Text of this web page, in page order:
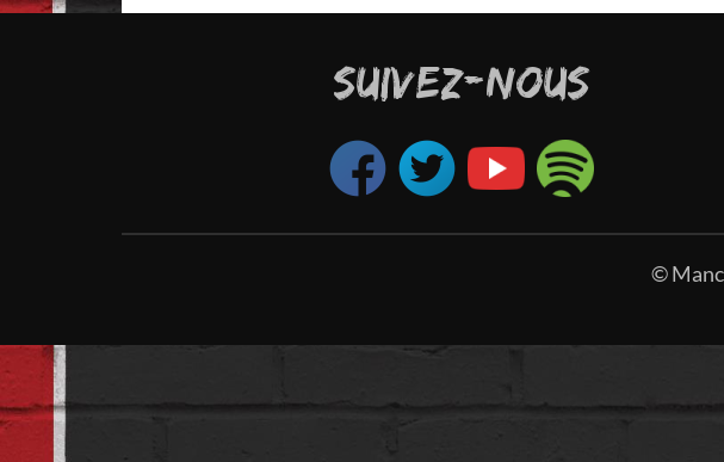
SUIVEZ-NOUS
©